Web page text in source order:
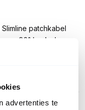
advertenties te
patchkabel
90° haaks boven